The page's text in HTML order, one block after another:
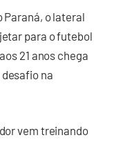
Paraná, o lateral
para o futebol
21 anos chega
na
vem treinando